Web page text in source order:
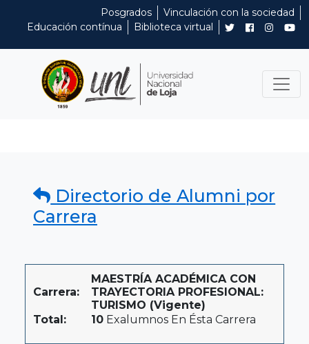
Posgrados
Vinculación con la sociedad
Educación contínua
Biblioteca virtual
Directorio de Alumni por
Carrera
Carrera:
MAESTRÍA ACADÉMICA CON
TRAYECTORIA PROFESIONAL:
TURISMO (Vigente)
Total:
10 Exalumnos En Ésta Carrera